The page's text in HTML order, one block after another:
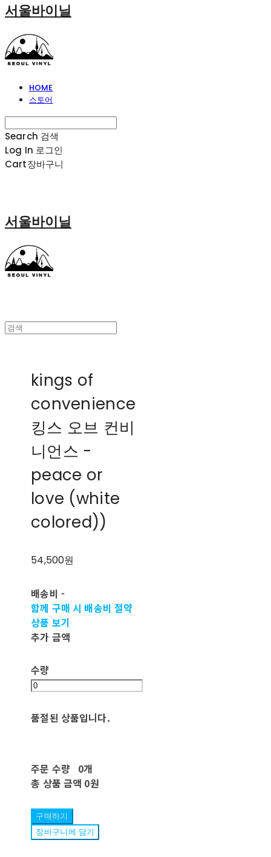
서울바이닐
HOME
스토어
Search 검색
Log In 로그인
Cart장바구니
서울바이닐
kings of
convenience
킹스 오브 컨비
니언스 -
peace or
love (white
colored))
54,500원
배송비 -
함께 구매 시 배송비 절약
상품 보기
추가 금액
수량
품절된 상품입니다.
주문 수량 0개
총 상품 금액 0원
구매하기
장바구니에 담기